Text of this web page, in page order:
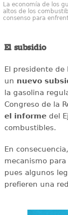
La economía de los
altos de los
consenso para
El subsidio
El presidente de
un nuevo
la gasolina
Congreso de la
el informedel
combustibles.
En
mecanismo
pues algunos
prefieren una